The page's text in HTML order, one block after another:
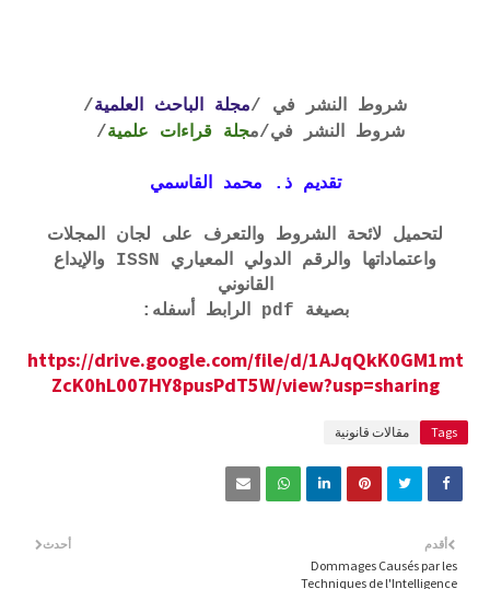
شروط النشر في /مجلة الباحث العلمية/
شروط النشر في/مجلة قراءات علمية/
تقديم ذ. محمد القاسمي
لتحميل لائحة الشروط والتعرف على لجان المجلات
واعتماداتها والرقم الدولي المعياري ISSN والإيداع
القانوني
بصيغة pdf الرابط أسفله:
https://drive.google.com/file/d/1AJqQkK0GM1mt
ZcK0hL007HY8pusPdT5W/view?usp=sharing
Tags مقالات قانونية
أحدث أقدم
Dommages Causés par les
Techniques de l'Intelligence